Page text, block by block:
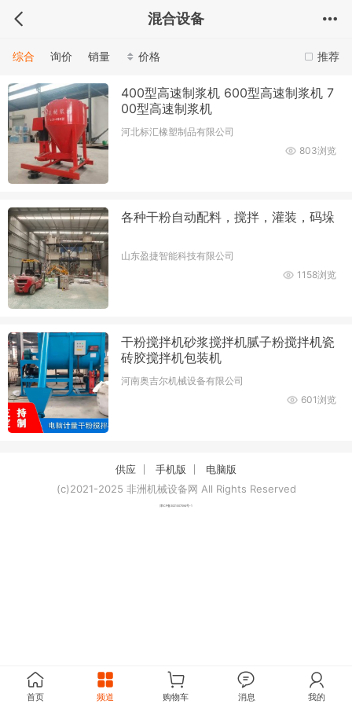
混合设备
推荐
综合 询价 销量 价格
400型高速制浆机 600型高速制浆机 7
00型高速制浆机
河北标汇橡塑制品有限公司
803浏览
各种干粉自动配料，搅拌，灌装，码垛
山东盈捷智能科技有限公司
1158浏览
干粉搅拌机砂浆搅拌机腻子粉搅拌机瓷
砖胶搅拌机包装机
河南奥吉尔机械设备有限公司
601浏览
供应 手机版
电脑版
(c)2021-2025 非洲机械设备网 All Rights Reserved
津ICP备2021007094号-1
首页 频道 购物车 消息 我的